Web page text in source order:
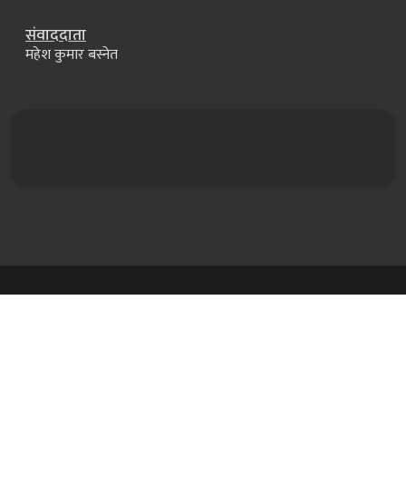
संवाददाता
महेश कुमार बस्नेत